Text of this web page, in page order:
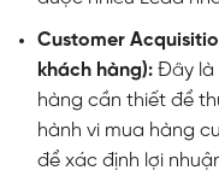
Customer
khách hàng):Đây là
hàng cần thiết để
hành vi mua hàng
để xác định lợi